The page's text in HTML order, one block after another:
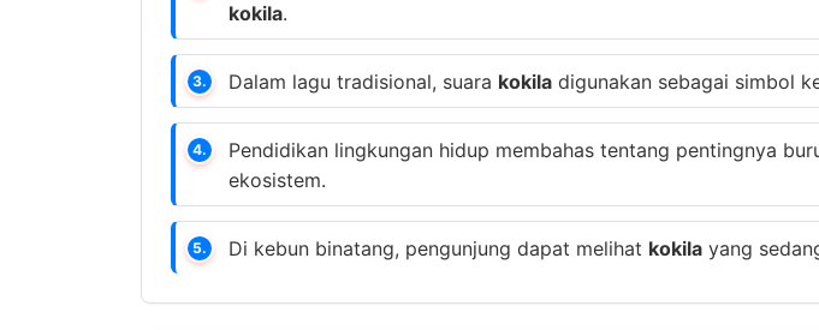
kokila.
3. Dalam lagu tradisional, suara kokila digunakan sebagai simbol
4. Pendidikan lingkungan hidup membahas tentang pentingnya
ekosistem.
5. Di kebun binatang, pengunjung dapat melihat kokila yang